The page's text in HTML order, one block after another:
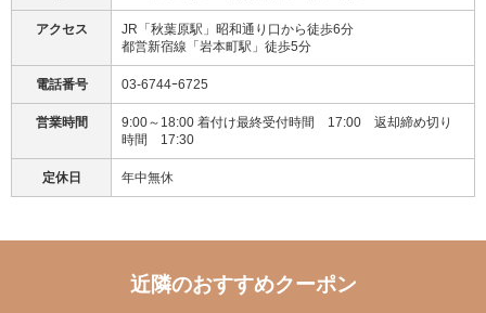
アクセス
JR「秋葉原駅」昭和通り口から徒歩6分
都営新宿線「岩本町駅」徒歩5分
電話番号 03-6744ｰ6725
営業時間
9:00～18:00 着付け最終受付時間 17:00 返却締め切り
時間 17:30
定休日 年中無休
近隣のおすすめクーポン